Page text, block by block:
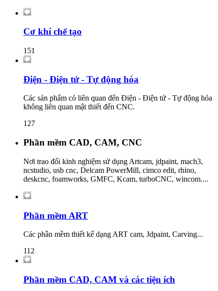
Cơ khí chế tạo
151
Điện - Điện tử - Tự động hóa
Các sản phẩm có liên quan đến Điện - Điện tử - Tự động hóa
không liên quan mật thiết đến CNC.
127
Phần mềm CAD, CAM, CNC
Nơi trao đổi kinh nghiệm sử dụng Artcam, jdpaint, mach3,
ncstudio, usb cnc, Delcam PowerMill, cimco edit, rhino,
deskcnc, foamworks, GMFC, Kcam, turboCNC, wincom....
Phần mềm ART
Các phần mềm thiết kế dạng ART cam, Jdpaint, Carving...
112
Phần mềm CAD, CAM và các tiện ích